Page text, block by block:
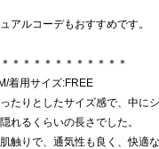
アルコーデもおすすめです。
＊＊＊＊＊＊＊＊＊＊＊
着用サイズ:FREE
たりとしたサイズ感で、中に
れるくらいの長さでした。
触りで、通気性も良く、快適な